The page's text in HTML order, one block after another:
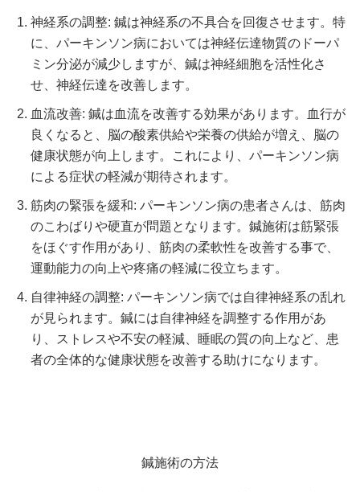
神経系の調整: 鍼は神経系の不具合を回復させます。特
に、パーキンソン病においては神経伝達物質のドーパ
ミン分泌が減少しますが、鍼は神経細胞を活性化さ
せ、神経伝達を改善します。
血流改善: 鍼は血流を改善する効果があります。血行が
良くなると、脳の酸素供給や栄養の供給が増え、脳の
健康状態が向上します。これにより、パーキンソン病
による症状の軽減が期待されます。
筋肉の緊張を緩和: パーキンソン病の患者さんは、筋肉
のこわばりや硬直が問題となります。鍼施術は筋緊張
をほぐす作用があり、筋肉の柔軟性を改善する事で、
運動能力の向上や疼痛の軽減に役立ちます。
自律神経の調整: パーキンソン病では自律神経系の乱れ
が見られます。鍼には自律神経を調整する作用があ
り、ストレスや不安の軽減、睡眠の質の向上など、患
者の全体的な健康状態を改善する助けになります。
鍼施術の方法